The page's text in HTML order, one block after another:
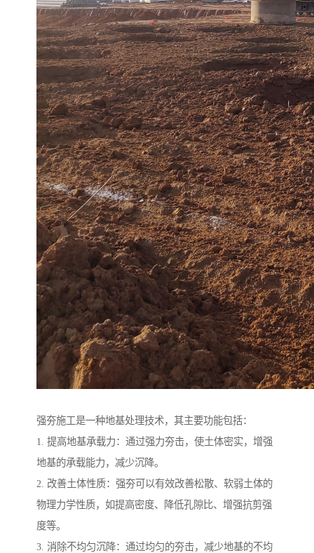
强夯施工是一种地基处理技术，其主要功能包括：
1. 提高地基承载力：通过强力夯击，使土体密实，增强
地基的承载能力，减少沉降。
2. 改善土体性质：强夯可以有效改善松散、软弱土体的
物理力学性质，如提高密度、降低孔隙比、增强抗剪强
度等。
3. 消除不均匀沉降：通过均匀的夯击，减少地基的不均